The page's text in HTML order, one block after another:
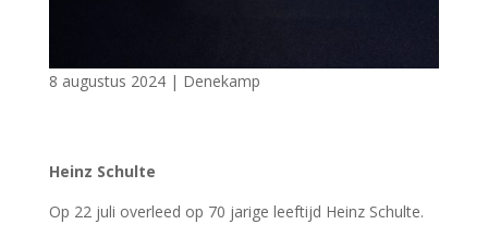
8 augustus 2024| Denekamp
Heinz Schulte
Op 22 juli overleed op 70 jarige leeftijd Heinz Schulte.